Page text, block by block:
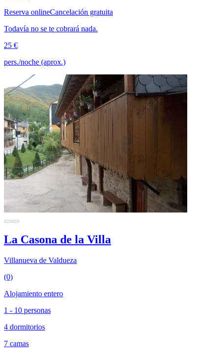
Reserva onlineCancelación gratuita
Todavía no se te cobrará nada.
25 €
pers./noche (aprox.)
La Casona de la Villa
Villanueva de Valdueza
(0)
Alojamiento entero
1 - 10 personas
4 dormitorios
7 camas